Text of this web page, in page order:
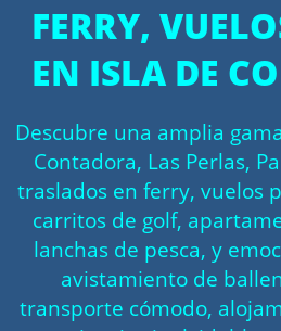
FERRY,
EN ISLA DE
Descubre una amplia
Contadora, Las Perlas,
traslados en ferry, vuelos
carritos de golf,
lanchas de pesca, y
avistamiento de
transporte cómodo,